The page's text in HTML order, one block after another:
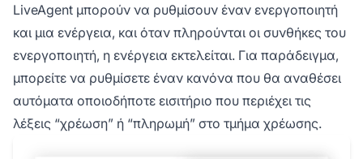
LiveAgent μπορούν να ρυθμίσουν έναν ενεργοποιητή
και μια ενέργεια, και όταν πληρούνται οι συνθήκες του
ενεργοποιητή, η ενέργεια εκτελείται. Για παράδειγμα,
μπορείτε να ρυθμίσετε έναν κανόνα που θα αναθέσει
αυτόματα οποιοδήποτε εισιτήριο που περιέχει τις
λέξεις “χρέωση” ή “πληρωμή” στο τμήμα χρέωσης.